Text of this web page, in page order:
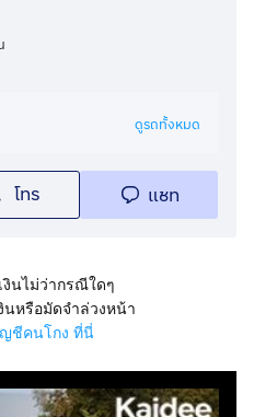
คัน
KICKS 1.2 V
บอกสูบของเครื่องยนต์) :
รื่องยนต์) : มอเตอร์ไฟฟ้า
ดูรถทั้งหมด
โทร แชท
นไม่ว่ากรณีใดๆ
นหรือมัดจำล่วงหน้า
ชีคนโกง ที่นี่